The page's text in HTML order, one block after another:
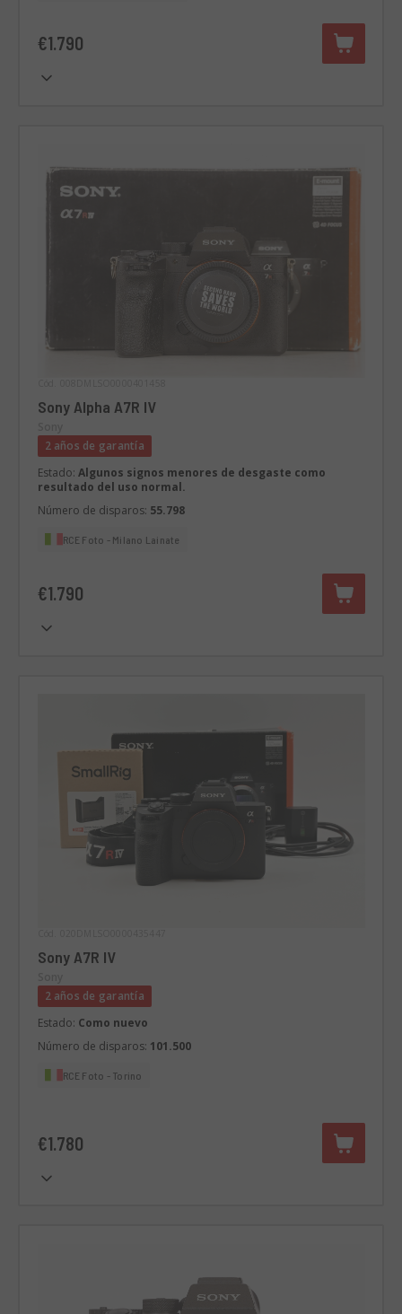
€1.790
Sony Alpha A7R IV
2 años de garantía
Estado: Algunos signos menores de desgaste como
resultado del uso normal.
Número de disparos: 55.798
RCE Foto - Milano Lainate
€1.790
Sony A7R IV
2 años de garantía
Estado: Como nuevo
Número de disparos: 101.500
RCE Foto - Torino
€1.780